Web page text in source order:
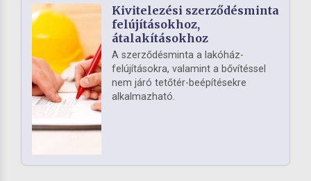
Kivitelezési szerződésminta
felújításokhoz,
átalakításokhoz
A szerződésminta a lakóház-
felújításokra, valamint a bővítéssel
nem járó tetőtér-beépítésekre
alkalmazható.